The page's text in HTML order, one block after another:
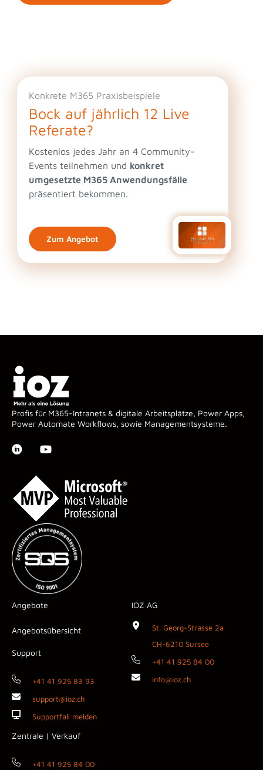
Konkrete M365 Praxisbeispiele
Bock auf jährlich 12 Live
Referate?
Kostenlos jedes Jahr an 4 Community-
Events teilnehmen und konkret
umgesetzte M365 Anwendungsfälle
präsentiert bekommen.
Zum Angebot
Profis für M365-Intranets & digitale Arbeitsplätze, Power Apps,
Power Automate Workflows, sowie Managementsysteme.
Angebote
Angebotsübersicht
Support
+41 41 925 83 93
support@ioz.ch
Supportfall melden
Zentrale | Verkauf
+41 41 925 84 00
IOZ AG
St. Georg-Strasse 2a
CH-6210 Sursee
+41 41 925 84 00
info@ioz.ch